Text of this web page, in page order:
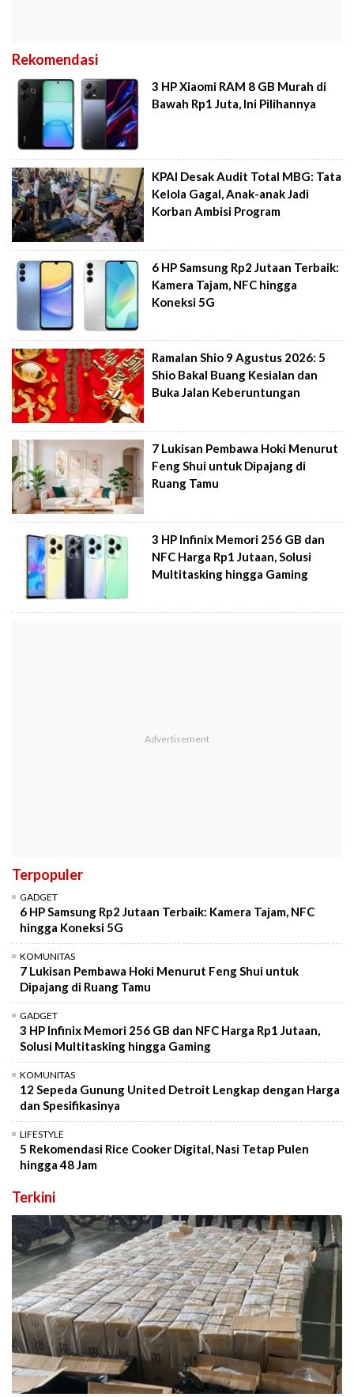
Rekomendasi
3 HP Xiaomi RAM 8 GB Murah di
Bawah Rp1 Juta, Ini Pilihannya
KPAI Desak Audit Total MBG: Tata
Kelola Gagal, Anak-anak Jadi
Korban Ambisi Program
6 HP Samsung Rp2 Jutaan Terbaik:
Kamera Tajam, NFC hingga
Koneksi 5G
Ramalan Shio 9 Agustus 2026: 5
Shio Bakal Buang Kesialan dan
Buka Jalan Keberuntungan
7 Lukisan Pembawa Hoki Menurut
Feng Shui untuk Dipajang di
Ruang Tamu
3 HP Infinix Memori 256 GB dan
NFC Harga Rp1 Jutaan, Solusi
Multitasking hingga Gaming
Terpopuler
GADGET
6 HP Samsung Rp2 Jutaan Terbaik: Kamera Tajam, NFC
hingga Koneksi 5G
KOMUNITAS
7 Lukisan Pembawa Hoki Menurut Feng Shui untuk
Dipajang di Ruang Tamu
GADGET
3 HP Infinix Memori 256 GB dan NFC Harga Rp1 Jutaan,
Solusi Multitasking hingga Gaming
KOMUNITAS
12 Sepeda Gunung United Detroit Lengkap dengan Harga
dan Spesifikasinya
LIFESTYLE
5 Rekomendasi Rice Cooker Digital, Nasi Tetap Pulen
hingga 48 Jam
Terkini